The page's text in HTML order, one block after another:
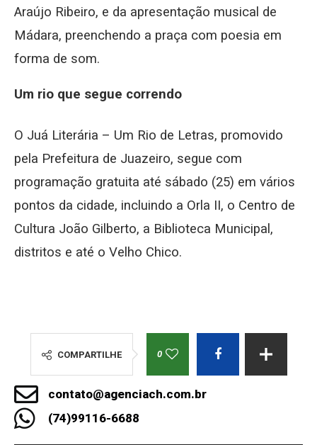
Araújo Ribeiro, e da apresentação musical de
Mádara, preenchendo a praça com poesia em
forma de som.
Um rio que segue correndo
O Juá Literária – Um Rio de Letras, promovido
pela Prefeitura de Juazeiro, segue com
programação gratuita até sábado (25) em vários
pontos da cidade, incluindo a Orla II, o Centro de
Cultura João Gilberto, a Biblioteca Municipal,
distritos e até o Velho Chico.
COMPARTILHE 0
contato@agenciach.com.br
(74)99116-6688